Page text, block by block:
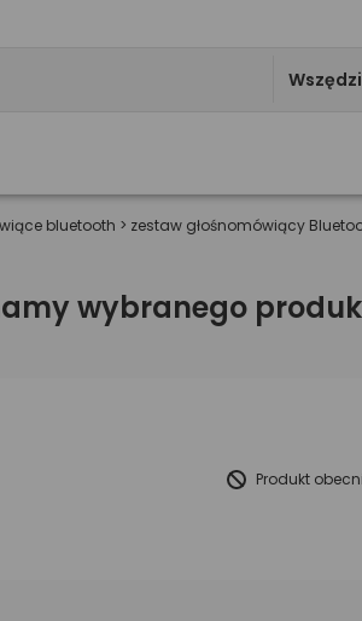
bluetooth > zestaw głośnomówiący
wybranego
Produkt